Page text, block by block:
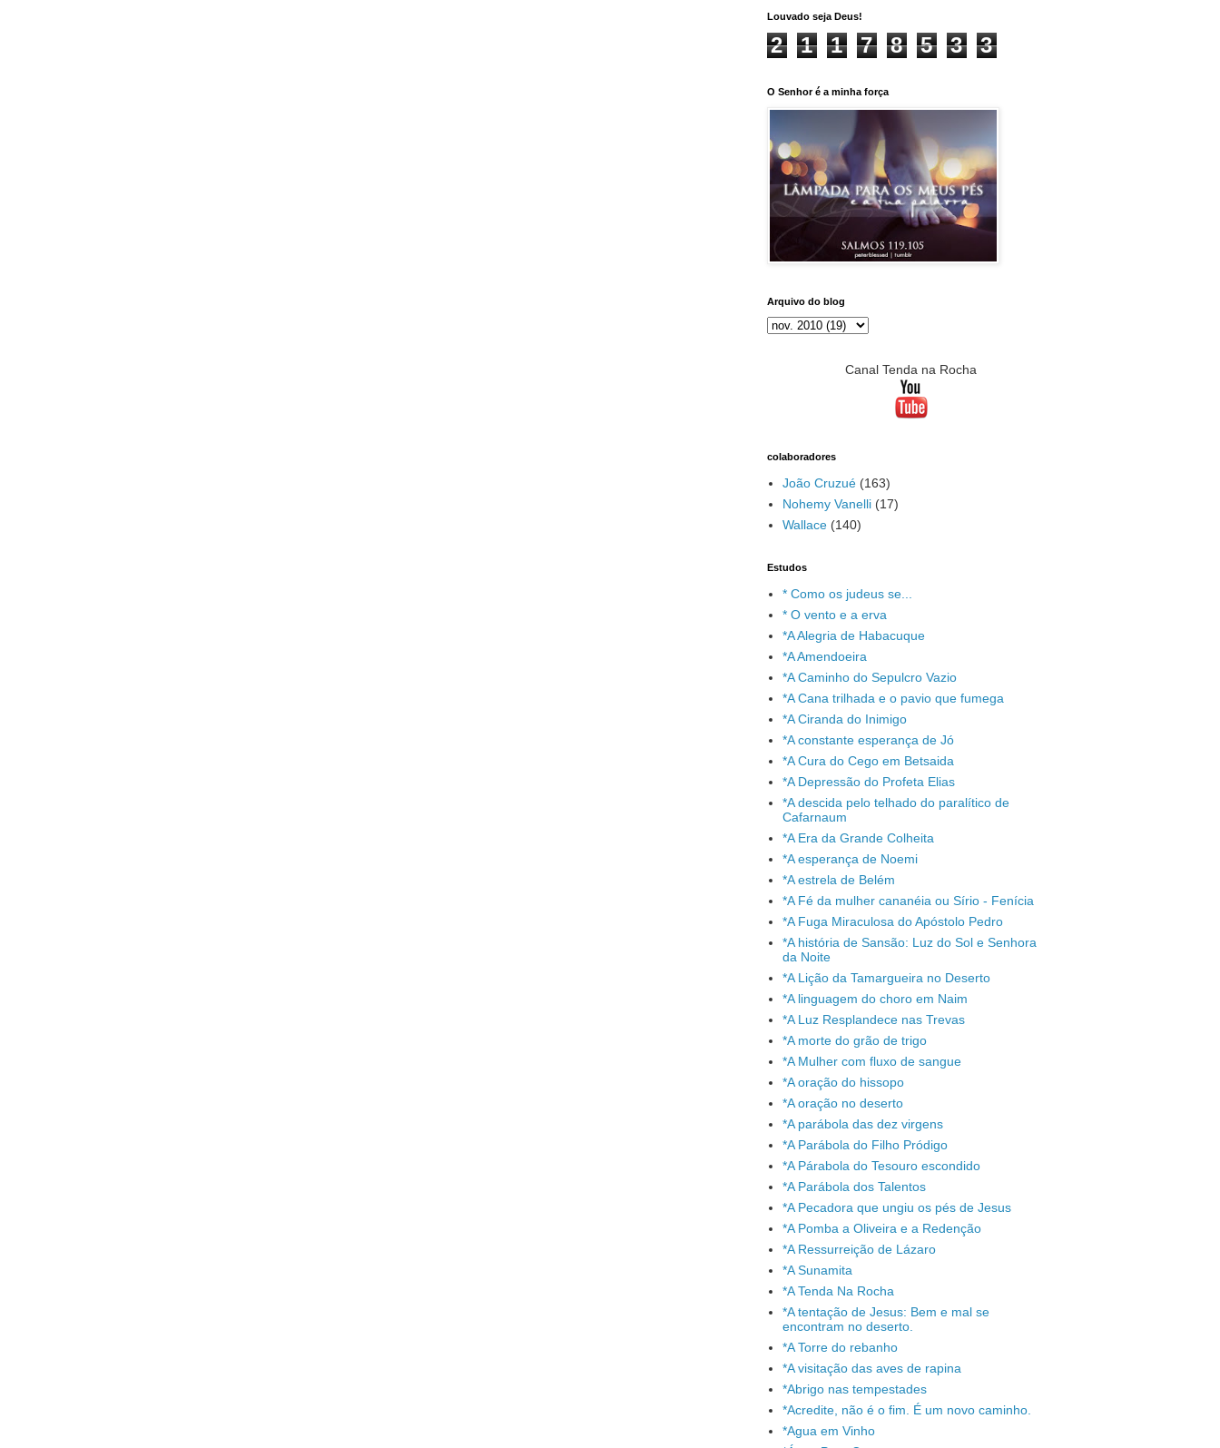
Louvado seja Deus!
2 1 1 7 8 5 3 3
O Senhor é a minha força
Arquivo do blog
Canal Tenda na Rocha
colaboradores
João Cruzué (163)
Nohemy Vanelli (17)
Wallace (140)
Estudos
* Como os judeus se...
* O vento e a erva
*A Alegria de Habacuque
*A Amendoeira
*A Caminho do Sepulcro Vazio
*A Cana trilhada e o pavio que fumega
*A Ciranda do Inimigo
*A constante esperança de Jó
*A Cura do Cego em Betsaida
*A Depressão do Profeta Elias
*A descida pelo telhado do paralítico de
Cafarnaum
*A Era da Grande Colheita
*A esperança de Noemi
*A estrela de Belém
*A Fé da mulher cananéia ou Sírio - Fenícia
*A Fuga Miraculosa do Apóstolo Pedro
*A história de Sansão: Luz do Sol e Senhora
da Noite
*A Lição da Tamargueira no Deserto
*A linguagem do choro em Naim
*A Luz Resplandece nas Trevas
*A morte do grão de trigo
*A Mulher com fluxo de sangue
*A oração do hissopo
*A oração no deserto
*A parábola das dez virgens
*A Parábola do Filho Pródigo
*A Párabola do Tesouro escondido
*A Parábola dos Talentos
*A Pecadora que ungiu os pés de Jesus
*A Pomba a Oliveira e a Redenção
*A Ressurreição de Lázaro
*A Sunamita
*A Tenda Na Rocha
*A tentação de Jesus: Bem e mal se
encontram no deserto.
*A Torre do rebanho
*A visitação das aves de rapina
*Abrigo nas tempestades
*Acredite, não é o fim. É um novo caminho.
*Agua em Vinho